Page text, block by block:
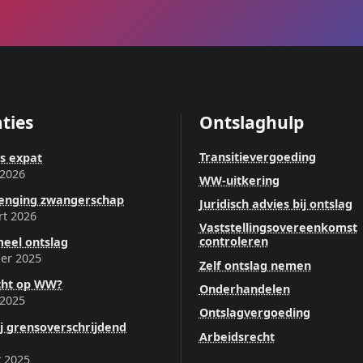
expat
zwangerschap
2026
ontslag
2025
op WW?
grensoverschrijdend
Ontslaghulp
Transitievergoeding
WW-uitkering
Juridisch advies bij ontslag
Vaststellingsovereenkomst
controleren
Zelf ontslag nemen
Onderhandelen
Ontslagvergoeding
Arbeidsrecht